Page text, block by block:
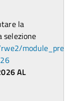
la
selezione
AL